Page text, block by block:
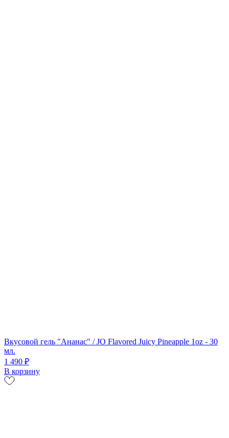
Вкусовой гель "Ананас" / JO Flavored Juicy Pineapple 1oz - 30
мл.
1 490 ₽
В корзину